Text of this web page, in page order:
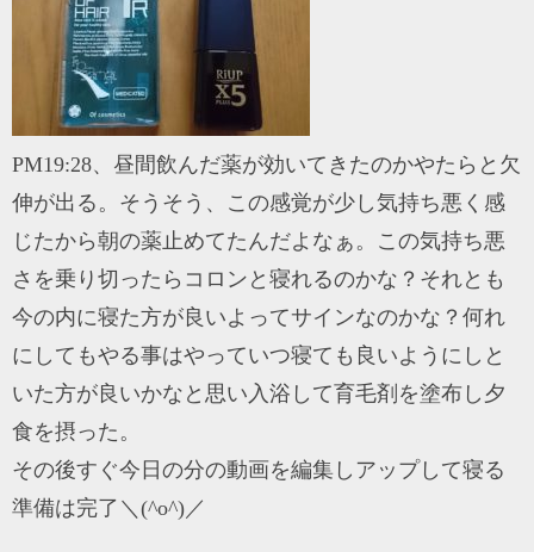
PM19:28、昼間飲んだ薬が効いてきたのかやたらと欠
伸が出る。そうそう、この感覚が少し気持ち悪く感
じたから朝の薬止めてたんだよなぁ。この気持ち悪
さを乗り切ったらコロンと寝れるのかな？それとも
今の内に寝た方が良いよってサインなのかな？何れ
にしてもやる事はやっていつ寝ても良いようにしと
いた方が良いかなと思い入浴して育毛剤を塗布し夕
食を摂った。
その後すぐ今日の分の動画を編集しアップして寝る
準備は完了＼(^o^)／